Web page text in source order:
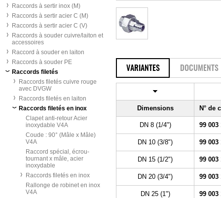
Raccords à sertir inox (M)
Raccords à sertir acier C (M)
Raccords à sertir acier C (V)
Raccords à souder cuivre/laiton et
accessoires
Raccord à souder en laiton
Raccords à souder PE
Raccords filetés
Raccords filetés cuivre rouge
avec DVGW
Raccords filetés en laiton
Raccords filetés en inox
Clapet anti-retour Acier
inoxydable V4A
Coude : 90° (Mâle x Mâle)
V4A
Raccord spécial, écrou-
tournant x mâle, acier
inoxydable
Raccords filetés en inox
Rallonge de robinet en inox
V4A
VARIANTES DOCUMENTS
Dimensions N° de
DN 8 (1/4") 99 003
DN 10 (3/8") 99 003
DN 15 (1/2") 99 003
DN 20 (3/4") 99 003
DN 25 (1") 99 003